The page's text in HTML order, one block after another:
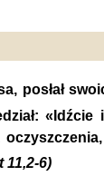
posłał
11,2-6)